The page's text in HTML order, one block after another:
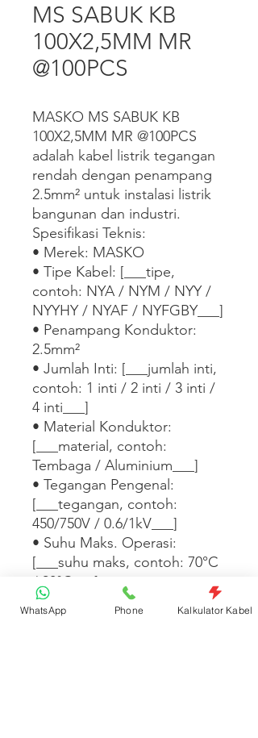
MS SABUK KB
100X2,5MM MR
@100PCS
MASKO MS SABUK KB
100X2,5MM MR @100PCS
adalah kabel listrik tegangan
rendah dengan penampang
2.5mm² untuk instalasi listrik
bangunan dan industri.
Spesifikasi Teknis:
• Merek: MASKO
• Tipe Kabel: [___tipe,
contoh: NYA / NYM / NYY /
NYYHY / NYAF / NYFGBY___]
• Penampang Konduktor:
2.5mm²
• Jumlah Inti: [___jumlah inti,
contoh: 1 inti / 2 inti / 3 inti /
4 inti___]
• Material Konduktor:
[___material, contoh:
Tembaga / Aluminium___]
• Tegangan Pengenal:
[___tegangan, contoh:
450/750V / 0.6/1kV___]
• Suhu Maks. Operasi:
[___suhu maks, contoh: 70°C
/ 90°C___]
• Standar: [___standar,
contoh: SNI IEC 60227 / SNI
WhatsApp Phone Kalkulator Kabel